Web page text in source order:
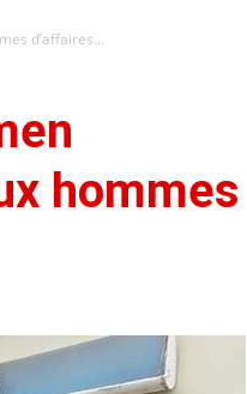
d’affaires...
hommes